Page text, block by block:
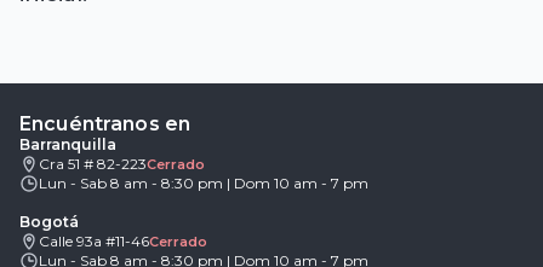
Encuéntranos en
Barranquilla
Cra 51 # 82-223Cerrado
Lun - Sab 8 am - 8:30 pm | Dom 10 am - 7 pm
Bogotá
Calle 93a #11-46Cerrado
Lun - Sab 8 am - 8:30 pm | Dom 10 am - 7 pm